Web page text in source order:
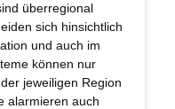
überregional
sich hinsichtlich
und auch im
können nur
jeweiligen Region
alarmieren auch